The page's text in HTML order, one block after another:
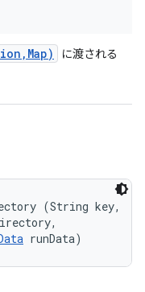
, Map)
に渡される
(String key,
runData)